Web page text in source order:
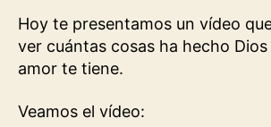
Hoy te presentamos un vídeo
ver cuántas cosas ha hecho
amor te tiene.
Veamos el vídeo: